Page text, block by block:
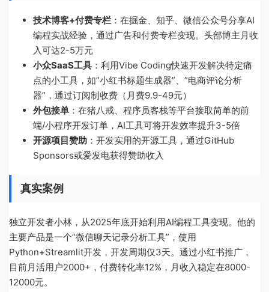
技术博客+付费专栏 ：在掘金、知乎、微信公众号分享AI
编程实战经验，通过广告和付费专栏变现。头部博主月收
入可达2-5万元
小众SaaS工具 ：利用Vibe Coding快速开发解决特定痛
点的小工具，如”小红书标题生成器”、”电商评论分析
器”，通过订阅制收费（月费9.9-49元）
外包接单 ：在猪八戒、程序员客栈等平台接取简单的前
端/小程序开发订单，AI工具可将开发效率提升3-5倍
开源项目赞助 ：开发实用的开源工具，通过GitHub
Sponsors或爱发电获得赞助收入
真实案例
独立开发者小林，从2025年底开始利用AI编程工具变现。他的
主要产品是一个”微信聊天记录分析工具”，使用
Python+Streamlit开发，开发周期仅3天。通过小红书推广，
目前月活用户2000+，付费转化率12%，月收入稳定在8000-
12000元。